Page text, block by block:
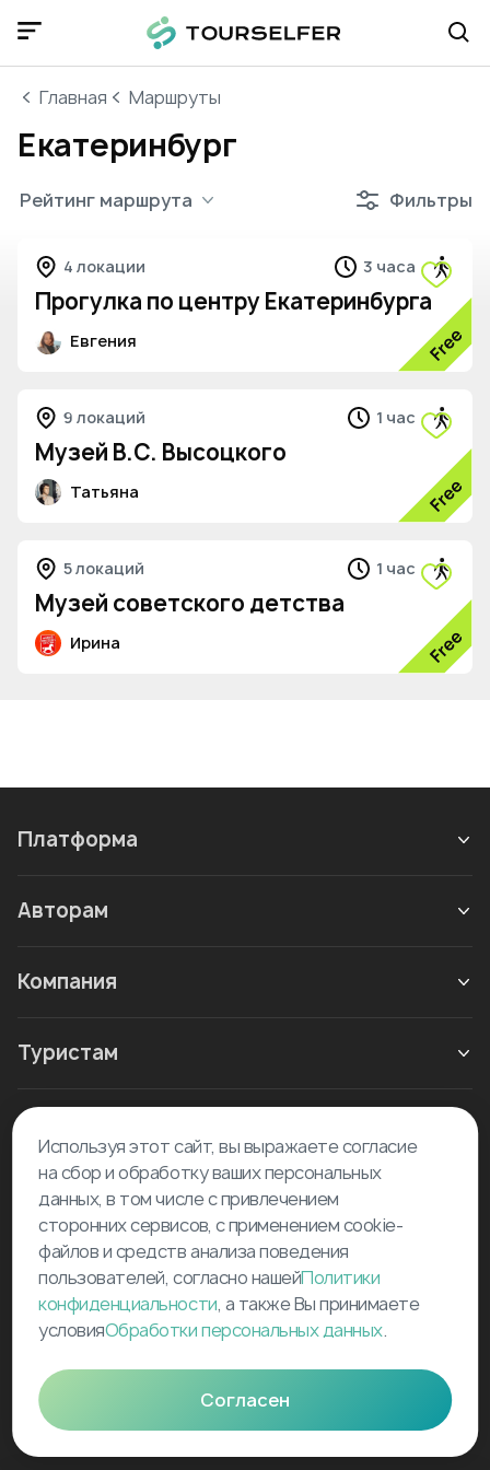
Главная Маршруты
Екатеринбург
Рейтинг маршрута Фильтры
4 локации 3 часа
Прогулка по центру Екатеринбурга
Евгения
9 локаций 1 час
Музей В.С. Высоцкого
Татьяна
5 локаций 1 час
Музей советского детства
Ирина
Платформа
Авторам
Компания
Туристам
Новое в блоге
©2026Tourselfer
support@tourselfer.com
Карта сайта
Используя этот сайт, вы выражаете согласие
на сбор и обработку ваших персональных
данных, в том числе с привлечением
сторонних сервисов, с применением cookie-
файлов и средств анализа поведения
пользователей, согласно нашейПолитики
конфиденциальности, а также Вы принимаете
условияОбработки персональных данных.
Согласен